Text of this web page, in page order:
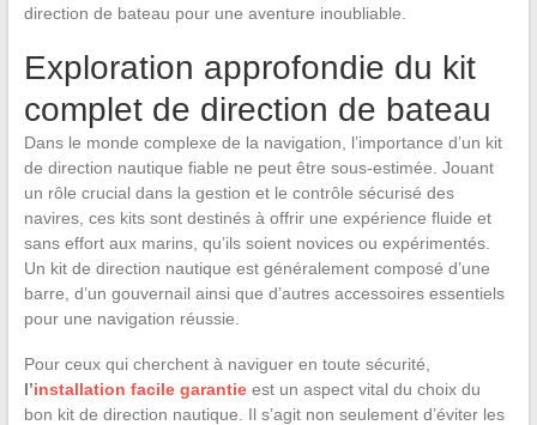
direction de bateau pour une aventure inoubliable.
Exploration approfondie du kit
complet de direction de bateau
Dans le monde complexe de la navigation, l’importance d’un kit
de direction nautique fiable ne peut être sous-estimée. Jouant
un rôle crucial dans la gestion et le contrôle sécurisé des
navires, ces kits sont destinés à offrir une expérience fluide et
sans effort aux marins, qu’ils soient novices ou expérimentés.
Un kit de direction nautique est généralement composé d’une
barre, d’un gouvernail ainsi que d’autres accessoires essentiels
pour une navigation réussie.
Pour ceux qui cherchent à naviguer en toute sécurité,
l’installation facile garantieest un aspect vital du choix du
bon kit de direction nautique. Il s’agit non seulement d’éviter les